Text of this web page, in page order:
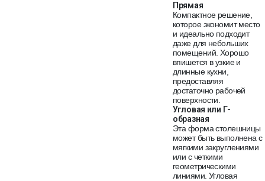
Прямая
Компактное решение,
которое экономит место
и идеально подходит
даже для небольших
помещений. Хорошо
впишется в узкие и
длинные кухни,
предоставляя
достаточно рабочей
поверхности.
Угловая или Г-
образная
Эта форма столешницы
может быть выполнена с
мягкими закруглениями
или с четкими
геометрическими
линиями. Угловая